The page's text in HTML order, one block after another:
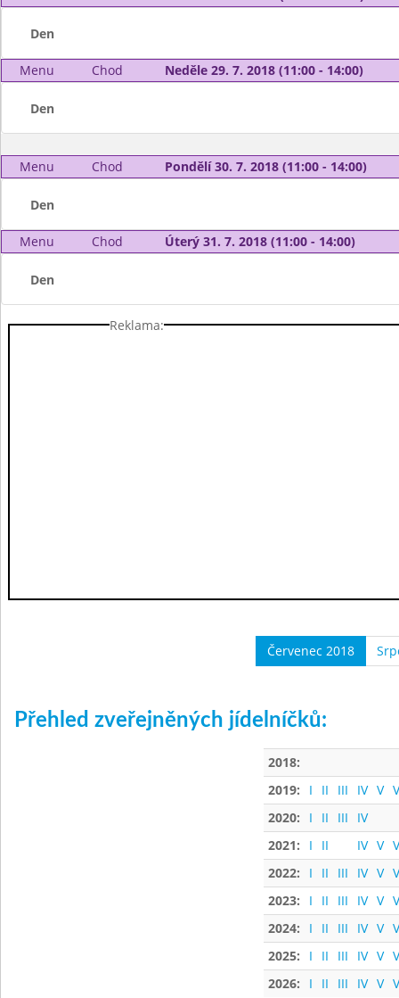
Den
Menu Chod Neděle 29. 7. 2018 (11:00 - 14:00)
Den
Menu Chod Pondělí 30. 7. 2018 (11:00 - 14:00)
Den
Menu Chod Úterý 31. 7. 2018 (11:00 - 14:00)
Den
Reklama:
Červenec 2018
Přehled zveřejněných jídelníčků:
2018:
2019:
I II III IV V
2020:
I II III
IV
2021:
I II IV V
2022:
I II III IV V
2023:
I II III IV V
2024:
I II III IV V
2025:
I II III IV V
2026:
I II III IV V